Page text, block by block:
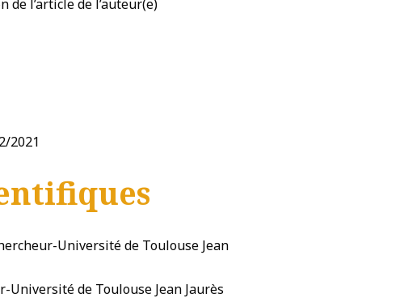
de l’article de l’auteur(e)
2021
Université de Toulouse Jean
de Toulouse Jean Jaurès